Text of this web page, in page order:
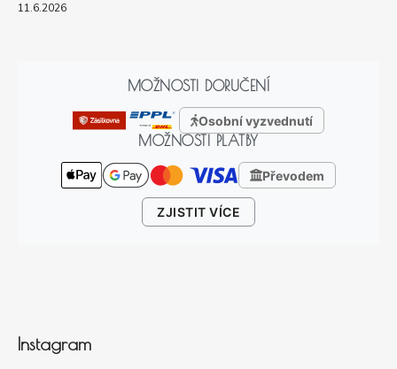
11.6.2026
MOŽNOSTI DORUČENÍ
Osobní vyzvednutí
MOŽNOSTI PLATBY
Převodem
ZJISTIT VÍCE
Instagram